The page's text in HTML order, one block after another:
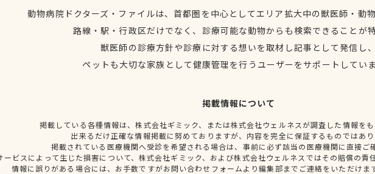
動物病院ドクターズ・ファイルは、首都圏を中心としてエリア拡大中の獣医師・動
路線・駅・行政区だけでなく、診療可能な動物からも検索できることが
獣医師の診療方針や診療に対する想いを取材し記事として発信し
ペットも大切な家族として健康管理を行うユーザーをサポートしてい
掲載情報について
掲載している各種情報は、株式会社ギミック、または株式会社ウェルネスが調査した情報を
出来るだけ正確な情報掲載に努めておりますが、内容を完全に保証するものではあ
掲載されている医療機関へ受診を希望される場合は、事前に必ず該当の医療機関に直接ご
ービスによって生じた損害について、株式会社ギミック、および株式会社ウェルネスではその賠償の責
情報に誤りがある場合には、お手数ですがお問い合わせフォームより編集部までご連絡をいただけま